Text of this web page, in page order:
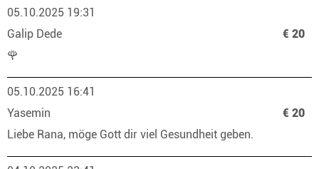
05.10.2025 19:31
Galip Dede
€ 20
🌹
05.10.2025 16:41
Yasemin
€ 20
Liebe Rana, möge Gott dir viel Gesundheit geben.